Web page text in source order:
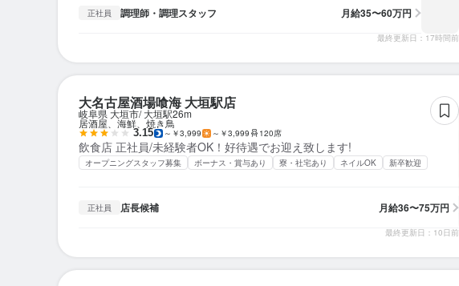
正社員 調理師・調理スタッフ 月給35〜60万円
最終更新日：17時間前
大名古屋酒場喰海 大垣駅店
岐阜県 大垣市 大垣駅26m
居酒屋、海鮮、焼き鳥
3.15 ～￥3,999 ～￥3,999 120席
飲食店 正社員/未経験者OK！好待遇でお迎え致します!
オープニングスタッフ募集 ボーナス・賞与あり 寮・社宅あり ネイルOK 新卒歓迎
正社員 店長候補 月給36〜75万円
最終更新日：10日前